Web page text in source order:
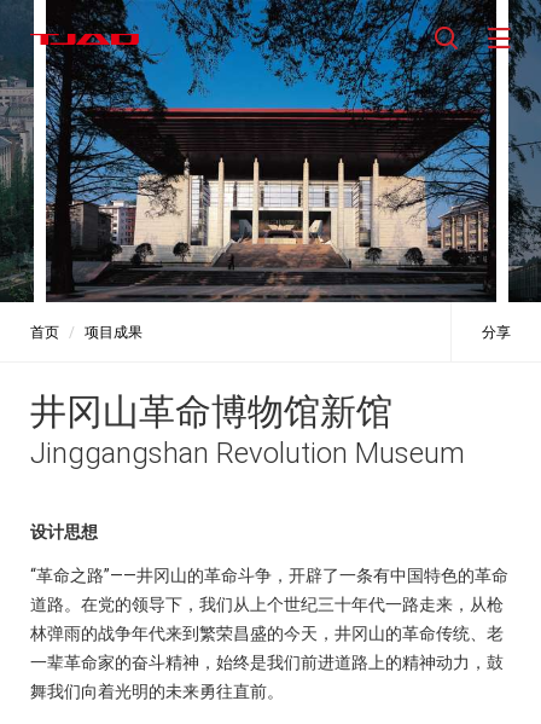
首页 项目成果 分享
井冈山革命博物馆新馆
Jinggangshan Revolution Museum
设计思想
“革命之路”——井冈山的革命斗争，开辟了一条有中国特色的革命
道路。在党的领导下，我们从上个世纪三十年代一路走来，从枪
林弹雨的战争年代来到繁荣昌盛的今天，井冈山的革命传统、老
一辈革命家的奋斗精神，始终是我们前进道路上的精神动力，鼓
舞我们向着光明的未来勇往直前。